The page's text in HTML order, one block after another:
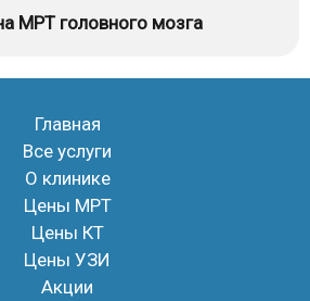
МРТ головного мозга
Главная
Все услуги
О клинике
Цены МРТ
Цены КТ
Цены УЗИ
Акции